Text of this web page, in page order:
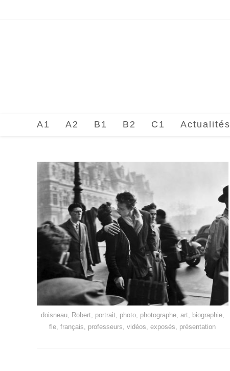
A1 A2 B1 B2 C1 Actualités
doisneau, Robert, portrait, photo, photographe, art, biographie,
fle, français, professeurs, vidéos, exposés, présentation